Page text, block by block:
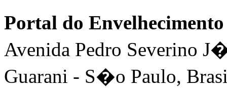
Portal do
Avenida Pedro Severino
Guarani - S�o Paulo,